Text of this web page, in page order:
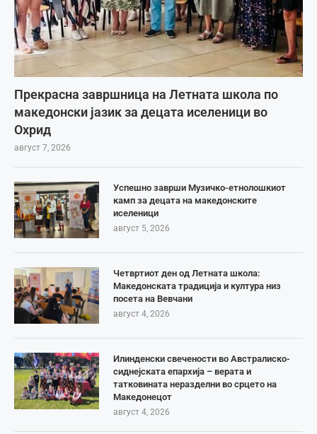
Прекрасна завршница на Летната школа по
македонски јазик за децата иселеници во
Охрид
август 7, 2026
Успешно заврши Музичко-етнолошкиот
камп за децата на македонските
иселеници
август 5, 2026
Четвртиот ден од Летната школа:
Македонската традиција и култура низ
посета на Вевчани
август 4, 2026
Илинденски свечености во Австралиско-
сиднејската епархија – верата и
татковината неразделни во срцето на
Македонецот
август 4, 2026